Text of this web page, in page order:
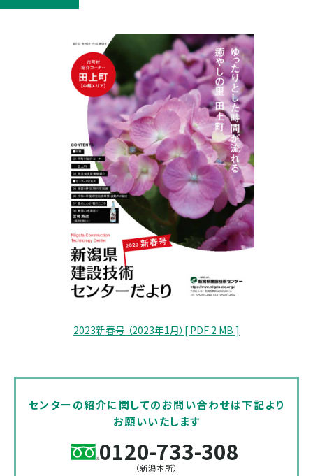
2023新春号 （2023年1月）[ PDF 2 MB ]
センターの紹介に関してのお問い合わせは下記より
お願いいたします
0120-733-308
（新潟本所）